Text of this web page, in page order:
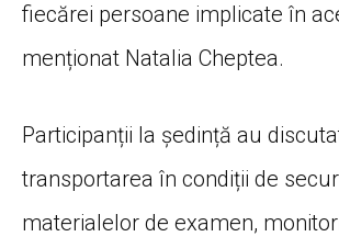
fiecărei persoane implicate în
menționat Natalia Cheptea.
Participanții la ședință au
transportarea în condiții de
materialelor de examen,